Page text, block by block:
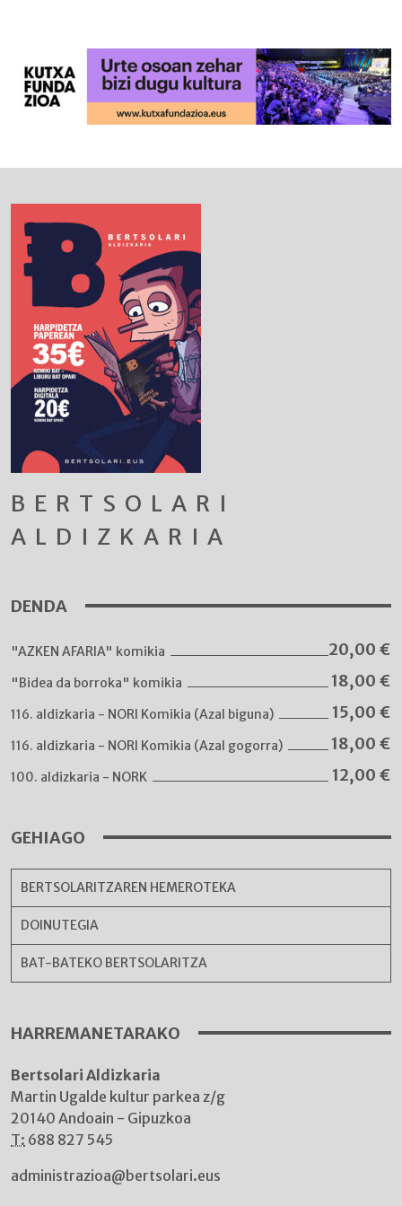
BERTSOLARI
ALDIZKARIA
DENDA
"AZKEN AFARIA" komikia 20,00 €
"Bidea da borroka" komikia 18,00 €
116. aldizkaria - NORI Komikia (Azal biguna) 15,00 €
116. aldizkaria - NORI Komikia (Azal gogorra) 18,00 €
100. aldizkaria - NORK 12,00 €
GEHIAGO
BERTSOLARITZAREN HEMEROTEKA
DOINUTEGIA
BAT-BATEKO BERTSOLARITZA
HARREMANETARAKO
Bertsolari Aldizkaria
Martin Ugalde kultur parkea z/g
20140 Andoain - Gipuzkoa
T: 688 827 545
administrazioa@bertsolari.eus